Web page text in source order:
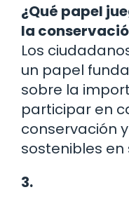
¿Qué papel
la
Los
un papel
sobre la
participar en
conservación
sostenibles en
3.